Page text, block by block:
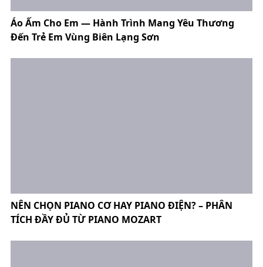
Áo Ấm Cho Em — Hành Trình Mang Yêu Thương
Đến Trẻ Em Vùng Biên Lạng Sơn
NÊN CHỌN PIANO CƠ HAY PIANO ĐIỆN? – PHÂN
TÍCH ĐẦY ĐỦ TỪ PIANO MOZART